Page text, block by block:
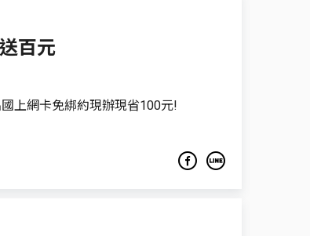
百元
上網卡免綁約現辦現省100元!